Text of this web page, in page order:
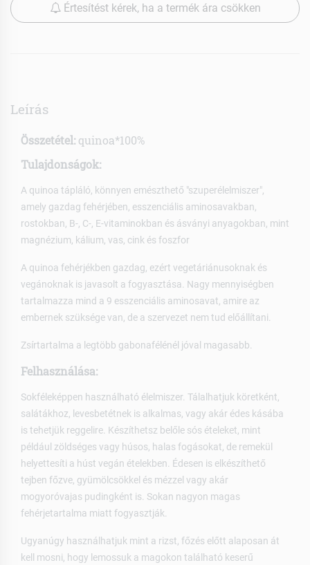
Értesítést kérek, ha a termék ára csökken
Leírás
Összetétel: quinoa*100%
Tulajdonságok:
A quinoa tápláló, könnyen emészthető "szuperélelmiszer",
amely gazdag fehérjében, esszenciális aminosavakban,
rostokban, B-, C-, E-vitaminokban és ásványi anyagokban, mint
magnézium, kálium, vas, cink és foszfor
A quinoa fehérjékben gazdag, ezért vegetáriánusoknak és
vegánoknak is javasolt a fogyasztása. Nagy mennyiségben
tartalmazza mind a 9 esszenciális aminosavat, amire az
embernek szüksége van, de a szervezet nem tud előállítani.
Zsírtartalma a legtöbb gabonafélénél jóval magasabb.
Felhasználása:
Sokféleképpen használható élelmiszer. Tálalhatjuk köretként,
salátákhoz, levesbetétnek is alkalmas, vagy akár édes kásába
is tehetjük reggelire. Készíthetsz belőle sós ételeket, mint
például zöldséges vagy húsos, halas fogásokat, de remekül
helyettesíti a húst vegán ételekben. Édesen is elkészíthető
tejben főzve, gyümölcsökkel és mézzel vagy akár
mogyoróvajas pudingként is. Sokan nagyon magas
fehérjetartalma miatt fogyasztják.
Ugyanúgy használhatjuk mint a rizst, főzés előtt alaposan át
kell mosni, hogy lemossuk a magokon található keserű